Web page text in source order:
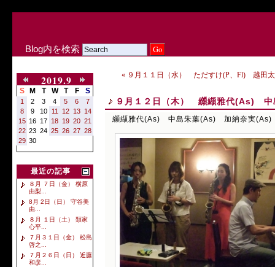
Blog内を検索
2019.9
S M T W T F S
1 2 3 4 5 6
7
8
9 10 11 12 13 14
15 16 17 18 19 20 21
22 23 24 25 26 27 28
29 30
最近の記事
８月 ７日（金） 横原
由梨...
8月 2日（日） 守谷美
由...
８月 １日（土） 類家
心平...
７月３１日（金） 松島
啓之...
７月２６日（日） 近藤
和彦...
« ９月１１日（水） ただすけ(P、Fl) 越田
９月１２日（木） 纐纈雅代(As)
纐纈雅代(As) 中島朱葉(As) 加納奈実